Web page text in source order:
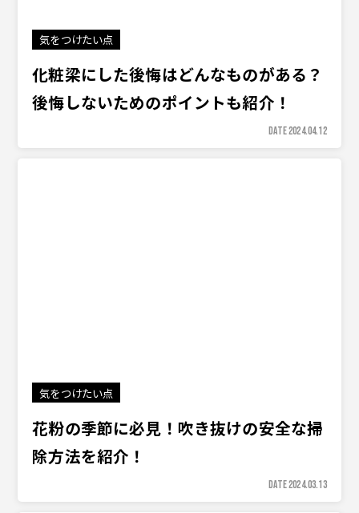
気をつけたい点
化粧梁にした後悔はどんなものがある？
後悔しないためのポイントも紹介！
DATE 2024.04.12
気をつけたい点
花粉の季節に必見！吹き抜けの安全な掃
除方法を紹介！
DATE 2024.03.13